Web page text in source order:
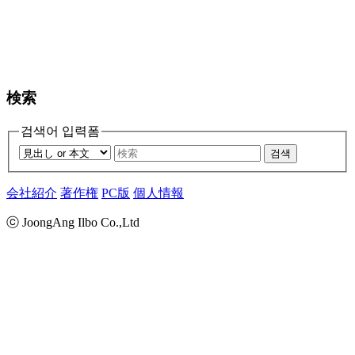
検索
검색어 입력폼
검색
会社紹介 著作権 PC版 個人情報
ⓒ JoongAng Ilbo Co.,Ltd